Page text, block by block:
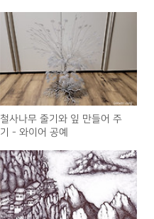
철사나무 줄기와 잎 만들어 주
기 - 와이어 공예